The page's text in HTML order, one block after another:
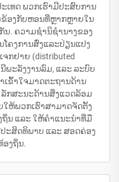
ເທດ ພວກເຮົາມີປະສົບການ
ຂ້ອງກັບຫອນທີ່ຫຼາກຫຼາຍໃນ
ນ. ຄວາມຊຳນິຊຳນາງຂອງ
ຄງການສົ່ງແລະປ່ຽນແປງ
ກຢາຍ (distributed
ນີພະລັງງານລົມ, ແລະ ລະບົບ
ເຂົ້າໃຈມາດຕະຖານດ້ານ
ກສະນະດ້ານສິ່ງແວດລ້ອມ
ໃຫ້ພວກເຮົາສາມາດຈັດຕັ້ງ
ນ ແລະ ໃຫ້ຄຳແນະນຳທີ່ມື
ະສິດທິພາບ ແລະ ສອດຄ່ອງ
ອງຖິ່ນ.